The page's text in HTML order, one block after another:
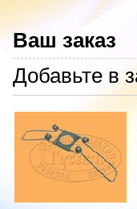
Ваш заказ
Добавьте в